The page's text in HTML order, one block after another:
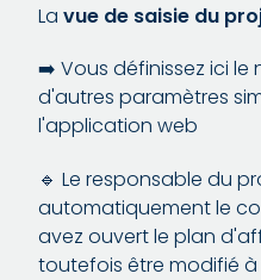
La vue de saisie du
➡️ Vous définissez ici le
d'autres paramètres
l'application web
🔹 Le responsable du
automatiquement le
avez ouvert le plan
toutefois être modifié